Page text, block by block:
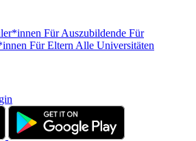
Für Auszubildende Für
Für Eltern Alle Universitäten